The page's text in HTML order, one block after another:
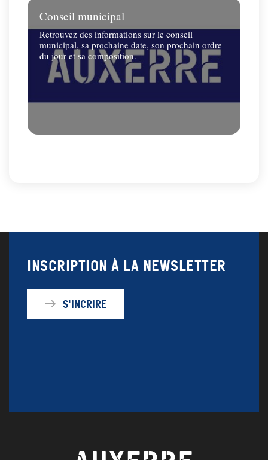
Conseil municipal
Retrouvez des informations sur le conseil
municipal, sa prochaine date, son prochain ordre
du jour et sa composition.
Inscription à la newsletter
S'incrire